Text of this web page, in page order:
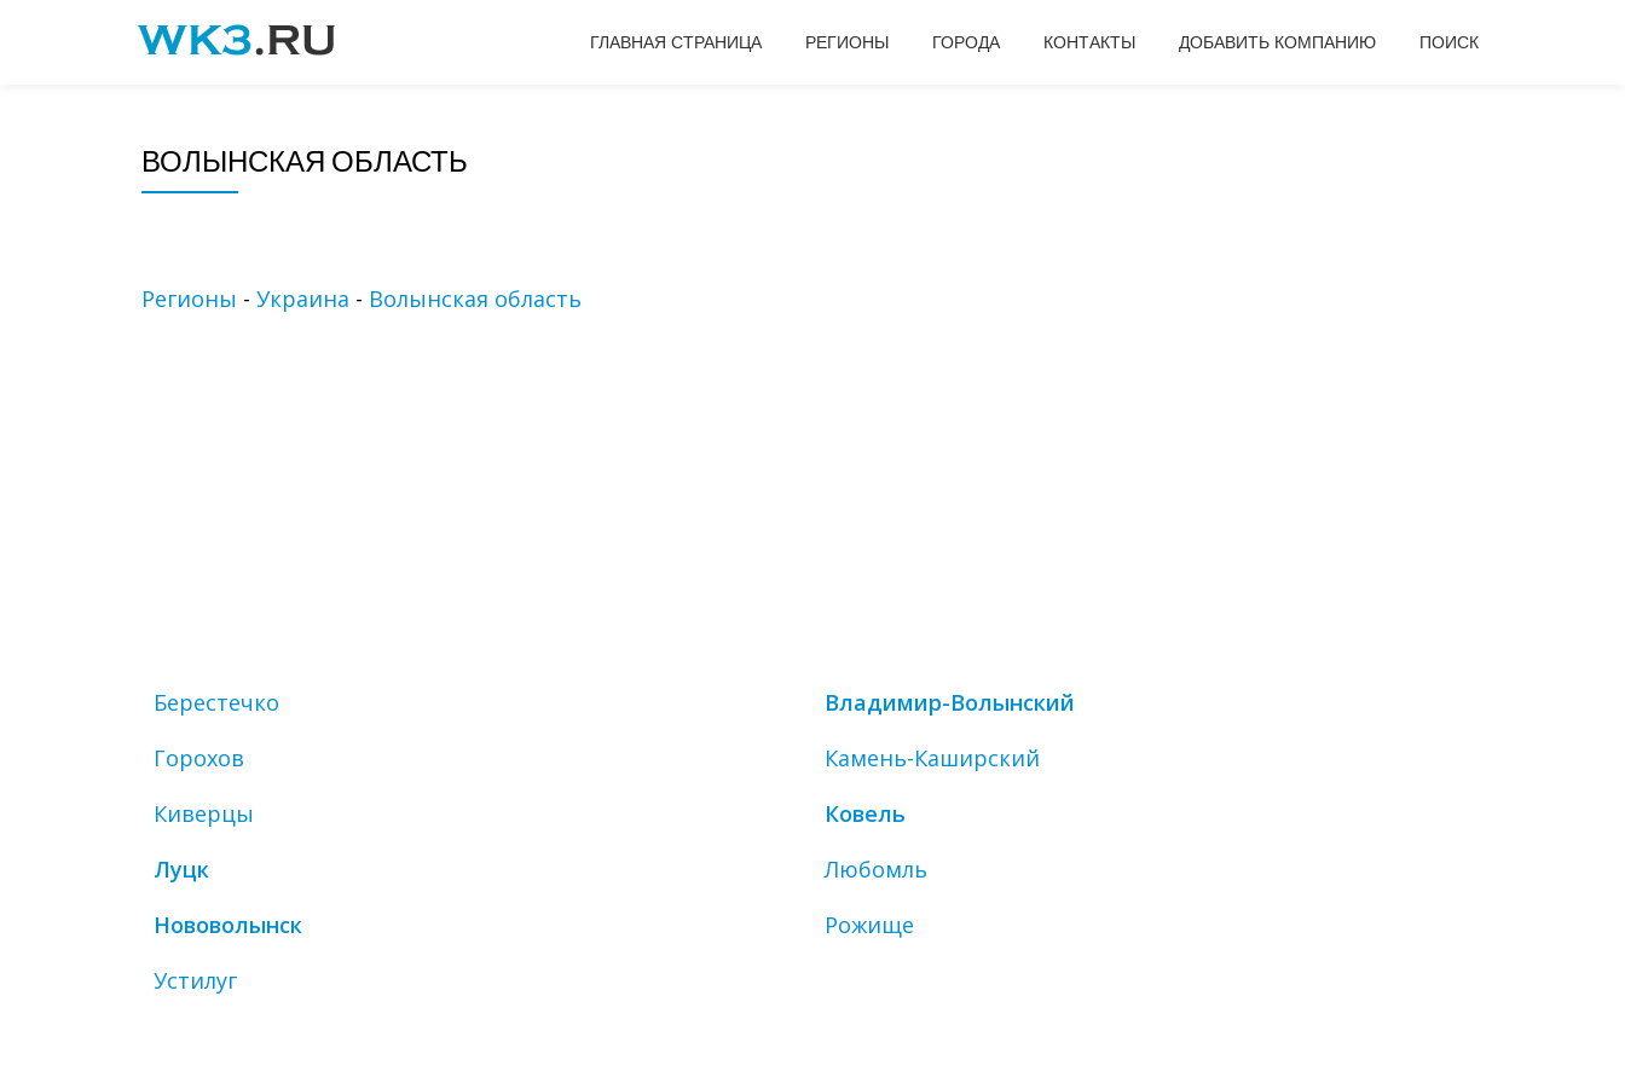
ГЛАВНАЯ СТРАНИЦА РЕГИОНЫ ГОРОДА КОНТАКТЫ ДОБАВИТЬ КОМПАНИЮ ПОИСК
ВОЛЫНСКАЯ ОБЛАСТЬ
Регионы - Украина - Волынская область
Берестечко
Владимир-Волынский
Горохов
Камень-Каширский
Киверцы
Ковель
Луцк
Любомль
Нововолынск
Рожище
Устилуг